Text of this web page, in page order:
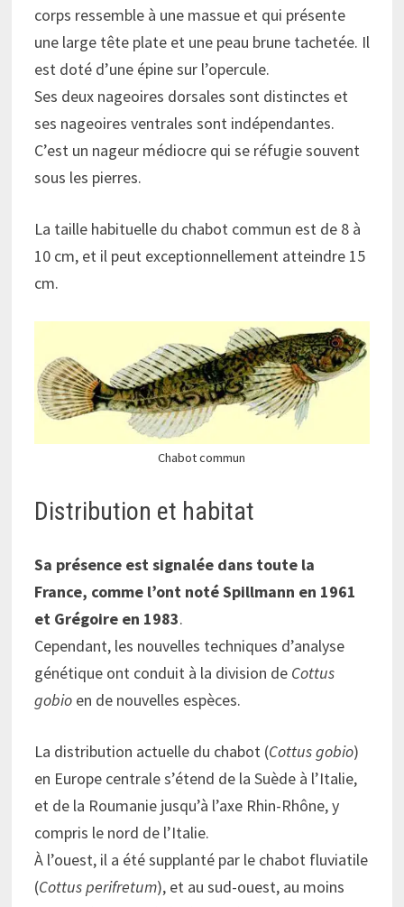
corps ressemble à une massue et qui présente
une large tête plate et une peau brune tachetée. Il
est doté d’une épine sur l’opercule.
Ses deux nageoires dorsales sont distinctes et
ses nageoires ventrales sont indépendantes.
C’est un nageur médiocre qui se réfugie souvent
sous les pierres.
La taille habituelle du chabot commun est de 8 à
10 cm, et il peut exceptionnellement atteindre 15
cm.
Chabot commun
Distribution et habitat
Sa présence est signalée dans toute la
France, comme l’ont noté Spillmann en 1961
et Grégoire en 1983.
Cependant, les nouvelles techniques d’analyse
génétique ont conduit à la division de Cottus
gobio en de nouvelles espèces.
La distribution actuelle du chabot (Cottus gobio)
en Europe centrale s’étend de la Suède à l’Italie,
et de la Roumanie jusqu’à l’axe Rhin-Rhône, y
compris le nord de l’Italie.
À l’ouest, il a été supplanté par le chabot fluviatile
(Cottus perifretum), et au sud-ouest, au moins